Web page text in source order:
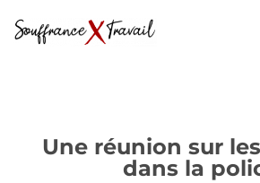
Une réunion sur
dans la